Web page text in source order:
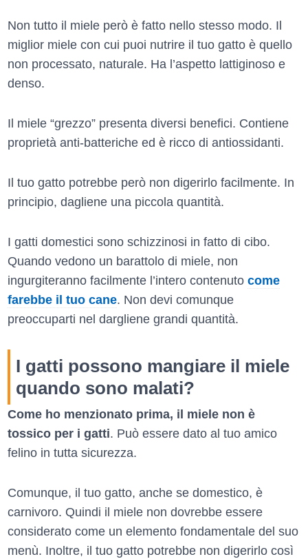
Non tutto il miele però è fatto nello stesso modo. Il
miglior miele con cui puoi nutrire il tuo gatto è quello
non processato, naturale. Ha l’aspetto lattiginoso e
denso.
Il miele “grezzo” presenta diversi benefici. Contiene
proprietà anti-batteriche ed è ricco di antiossidanti.
Il tuo gatto potrebbe però non digerirlo facilmente. In
principio, dagliene una piccola quantità.
I gatti domestici sono schizzinosi in fatto di cibo.
Quando vedono un barattolo di miele, non
ingurgiteranno facilmente l’intero contenuto come
farebbe il tuo cane. Non devi comunque
preoccuparti nel dargliene grandi quantità.
I gatti possono mangiare il miele
quando sono malati?
Come ho menzionato prima, il miele non è
tossico per i gatti. Può essere dato al tuo amico
felino in tutta sicurezza.
Comunque, il tuo gatto, anche se domestico, è
carnivoro. Quindi il miele non dovrebbe essere
considerato come un elemento fondamentale del suo
menù. Inoltre, il tuo gatto potrebbe non digerirlo così